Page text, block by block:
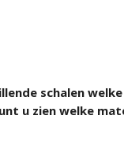
schalen
u zien welke